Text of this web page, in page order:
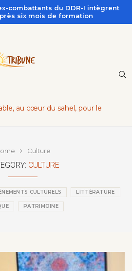
combattants du DDR-I intègrent
six mois de formation
au cœur du sahel, pour le
Culture
CULTURE
CULTURELS LITTÉRATURE
PATRIMOINE